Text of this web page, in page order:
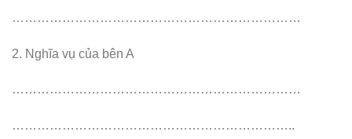
……………………………………………………………
2. Nghĩa vụ của bên A
……………………………………………………………
…………………………………………………………..